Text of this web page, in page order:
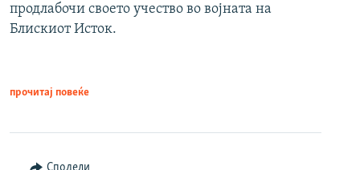
продлабочи своето учество во војната на
Блискиот Исток.
прочитај повеќе